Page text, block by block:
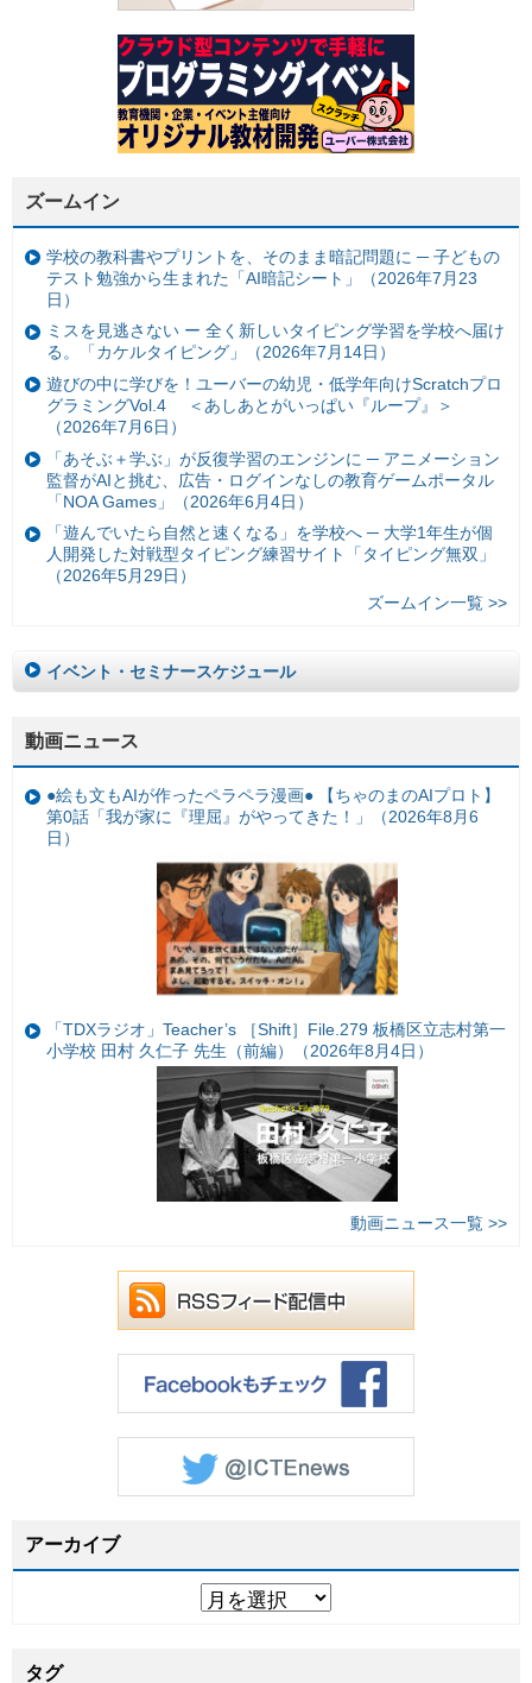
ズームイン
学校の教科書やプリントを、そのまま暗記問題に ─ 子どもの
テスト勉強から生まれた「AI暗記シート」（2026年7月23
日）
ミスを見逃さない ー 全く新しいタイピング学習を学校へ届け
る。「カケルタイピング」（2026年7月14日）
遊びの中に学びを！ユーバーの幼児・低学年向けScratchプロ
グラミングVol.4 ＜あしあとがいっぱい『ループ』＞
（2026年7月6日）
「あそぶ＋学ぶ」が反復学習のエンジンに ─ アニメーション
監督がAIと挑む、広告・ログインなしの教育ゲームポータル
「NOA Games」（2026年6月4日）
「遊んでいたら自然と速くなる」を学校へ ─ 大学1年生が個
人開発した対戦型タイピング練習サイト「タイピング無双」
（2026年5月29日）
ズームイン一覧 >>
イベント・セミナースケジュール
動画ニュース
●絵も文もAIが作ったペラペラ漫画● 【ちゃのまのAIプロト】
第0話「我が家に『理屈』がやってきた！」（2026年8月6
日）
「TDXラジオ」Teacher’s ［Shift］File.279 板橋区立志村第一
小学校 田村 久仁子 先生（前編）（2026年8月4日）
動画ニュース一覧 >>
アーカイブ
タグ